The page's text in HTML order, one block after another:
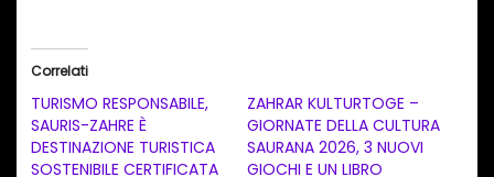
i
a
m
Correlati
TURISMO RESPONSABILE,
SAURIS-ZAHRE È
DESTINAZIONE TURISTICA
SOSTENIBILE CERTIFICATA
ZAHRAR KULTURTOGE –
GIORNATE DELLA CULTURA
SAURANA 2026, 3 NUOVI
GIOCHI E UN LIBRO